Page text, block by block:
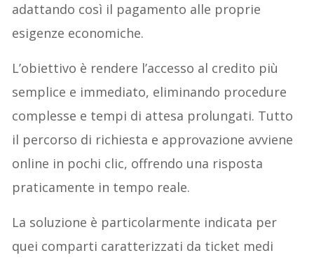
adattando così il pagamento alle proprie
esigenze economiche.
L’obiettivo è rendere l’accesso al credito più
semplice e immediato, eliminando procedure
complesse e tempi di attesa prolungati. Tutto
il percorso di richiesta e approvazione avviene
online in pochi clic, offrendo una risposta
praticamente in tempo reale.
La soluzione è particolarmente indicata per
quei comparti caratterizzati da ticket medi